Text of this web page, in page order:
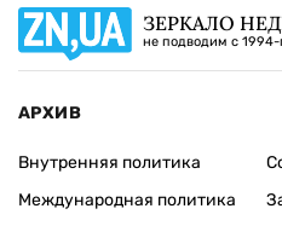
ЗЕРКАЛО
не подводим с 1994-
АРХИВ
Внутренняя политика
Международная политика